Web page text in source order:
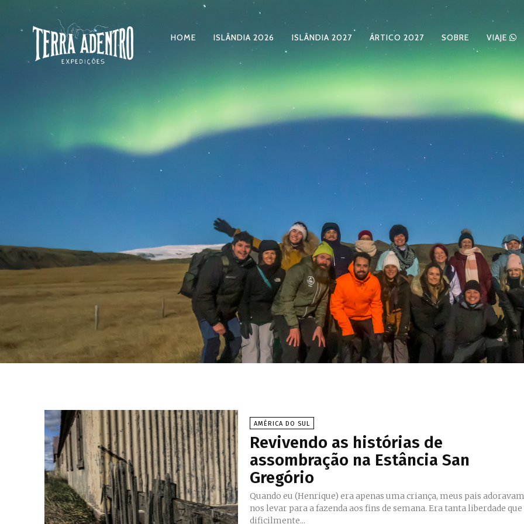
HOME ISLÂNDIA 2026 ISLÂNDIA 2027 ÁRTICO 2027 SOBRE VIAJE
AMÉRICA DO SUL
Revivendo as histórias de
assombração na Estância San
Gregório
Quando eu (Henrique) era apenas uma criança, meus pais
nos levar para a fazenda aos fins de semana. Era tanta liberdade que
dificilmente...